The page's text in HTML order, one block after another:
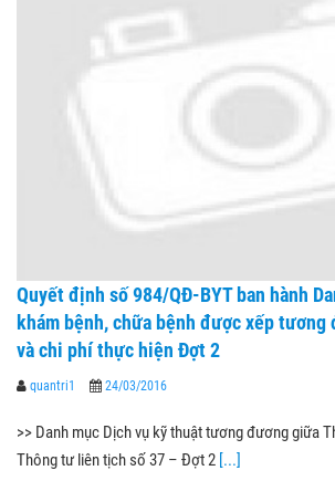
Quyết định số 984/QĐ-BYT ban hành
khám bệnh, chữa bệnh được xếp
và chi phí thực hiện Đợt 2
quantri1 24/03/2016
>> Danh mục Dịch vụ kỹ thuật tương đương giữa
Thông tư liên tịch số 37 – Đợt 2 [...]